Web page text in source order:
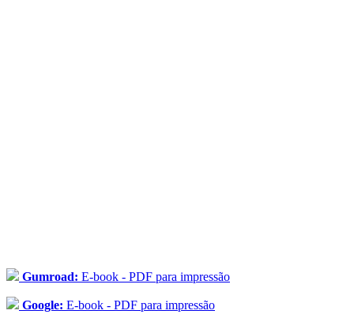
Gumroad: E-book - PDF para impressão
Google: E-book - PDF para impressão